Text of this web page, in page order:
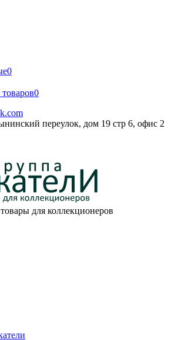
0
0
переулок, дом 19 стр 6, офис 2
для коллекционеров